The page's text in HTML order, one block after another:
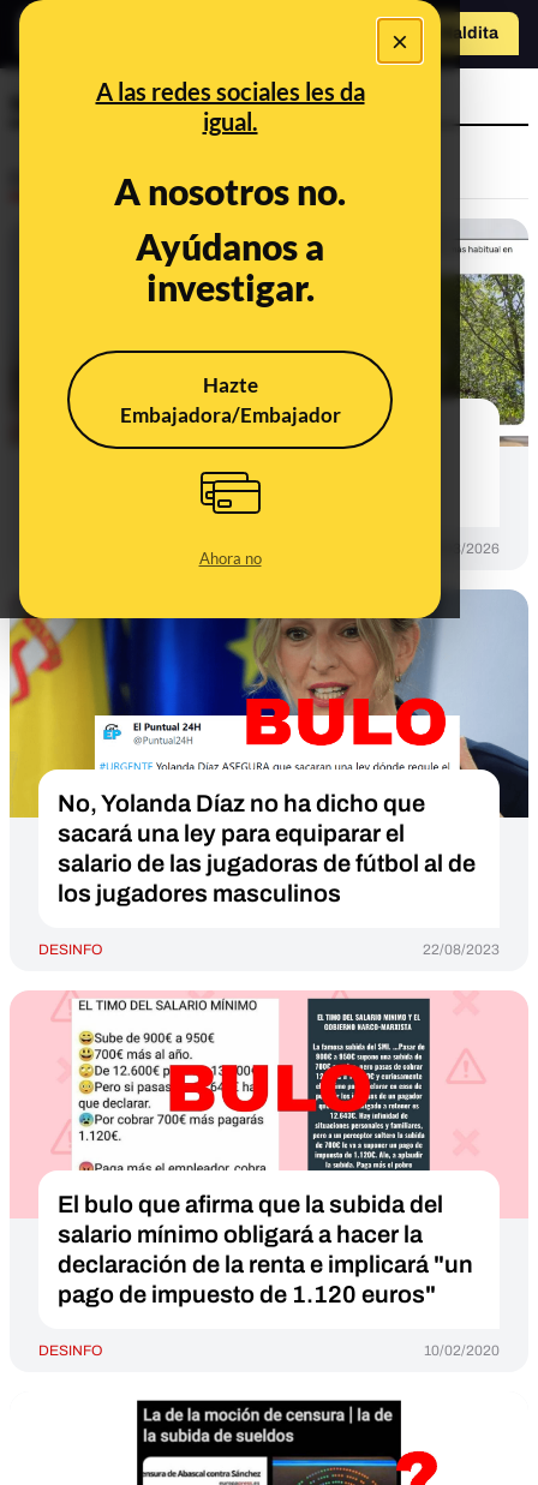
×
A las redes sociales les da
igual.
A nosotros no.
Ayúdanos a
investigar.
Hazte
Embajadora/Embajador
Ahora no
Hazte Maldito
salario
CONTEXTO
Qué sabemos sobre si el Ingreso
"salario más habitual en España"
19/03/2026
No, Yolanda Díaz no ha dicho que
sacará una ley para equiparar el
salario de las jugadoras de fútbol al de
los jugadores masculinos
DESINFO 22/08/2023
El bulo que afirma que la subida del
salario mínimo obligará a hacer la
declaración de la renta e implicará "un
pago de impuesto de 1.120 euros"
DESINFO 10/02/2020